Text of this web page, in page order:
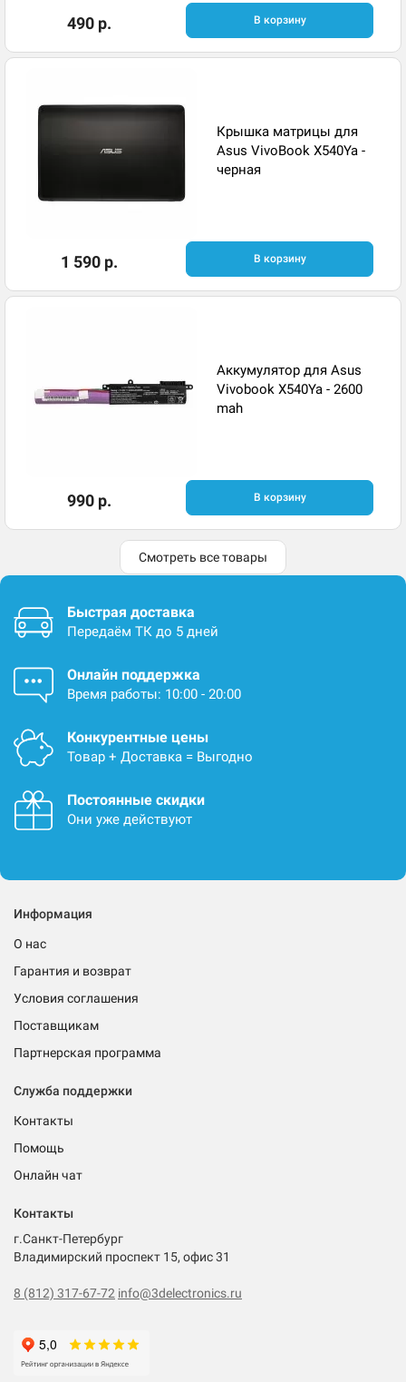
490 р. В корзину
Крышка матрицы для
Asus VivoBook X540Ya -
черная
1 590 р. В корзину
Аккумулятор для Asus
Vivobook X540Ya - 2600
mah
990 р. В корзину
Смотреть все товары
Быстрая доставка
Передаём ТК до 5 дней
Онлайн поддержка
Время работы: 10:00 - 20:00
Конкурентные цены
Товар + Доставка = Выгодно
Постоянные скидки
Они уже действуют
Информация
О нас
Гарантия и возврат
Условия соглашения
Поставщикам
Партнерская программа
Служба поддержки
Контакты
Помощь
Онлайн чат
Контакты
г.Санкт-Петербург
Владимирский проспект 15, офис 31
8 (812) 317-67-72 info@3delectronics.ru